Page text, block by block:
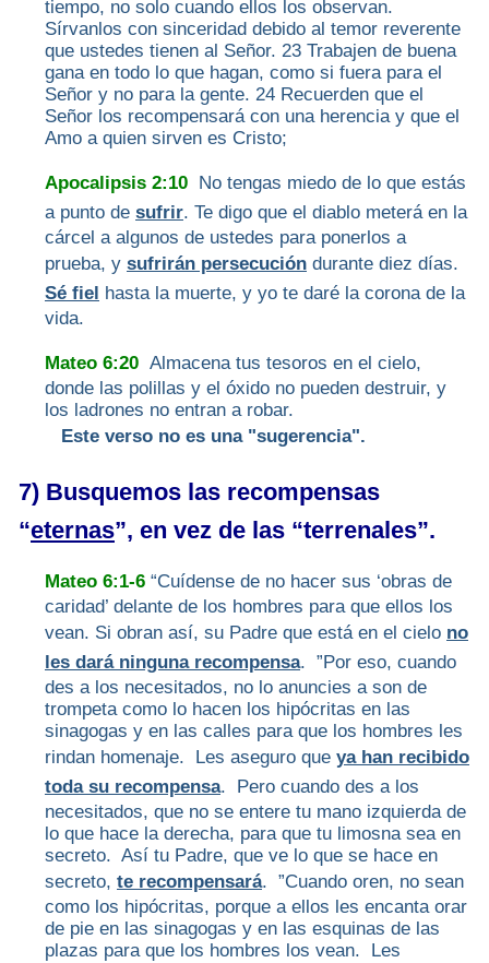
tiempo, no solo cuando ellos los observan.
Sírvanlos con sinceridad debido al temor reverente
que ustedes tienen al Señor. 23 Trabajen de buena
gana en todo lo que hagan, como si fuera para el
Señor y no para la gente. 24 Recuerden que el
Señor los recompensará con una herencia y que el
Amo a quien sirven es Cristo;
Apocalipsis 2:10 No tengas miedo de lo que estás
a punto de sufrir. Te digo que el diablo meterá en la
cárcel a algunos de ustedes para ponerlos a
prueba, y sufrirán persecución durante diez días.
Sé fiel hasta la muerte, y yo te daré la corona de la
vida.
Mateo 6:20 Almacena tus tesoros en el cielo,
donde las polillas y el óxido no pueden destruir, y
los ladrones no entran a robar.
Este verso no es una "sugerencia".
7) Busquemos las recompensas
“eternas”, en vez de las “terrenales”.
Mateo 6:1-6 “Cuídense de no hacer sus ‘obras de
caridad’ delante de los hombres para que ellos los
vean. Si obran así, su Padre que está en el cielo no
les dará ninguna recompensa. ”Por eso, cuando
des a los necesitados, no lo anuncies a son de
trompeta como lo hacen los hipócritas en las
sinagogas y en las calles para que los hombres les
rindan homenaje. Les aseguro que ya han recibido
toda su recompensa. Pero cuando des a los
necesitados, que no se entere tu mano izquierda de
lo que hace la derecha, para que tu limosna sea en
secreto. Así tu Padre, que ve lo que se hace en
secreto, te recompensará. ”Cuando oren, no sean
como los hipócritas, porque a ellos les encanta orar
de pie en las sinagogas y en las esquinas de las
plazas para que los hombres los vean. Les